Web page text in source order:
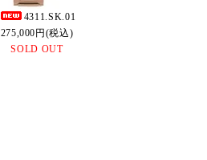
4311.SK.01
275,000円(税込)
SOLD OUT